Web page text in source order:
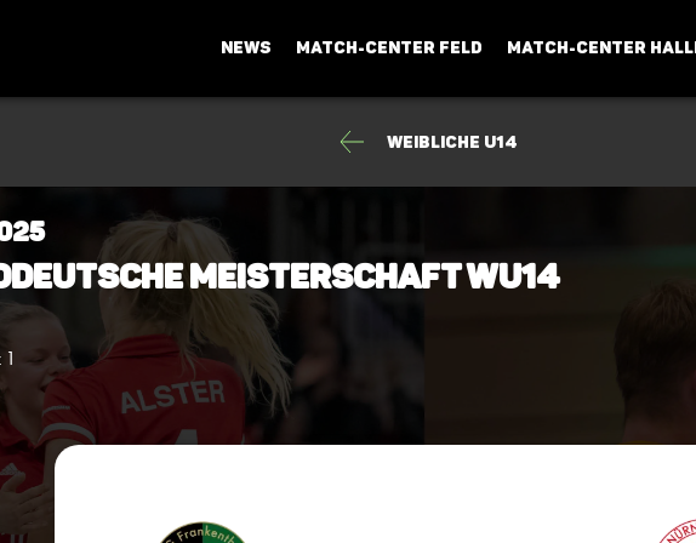
NEWS MATCH-CENTER FELD MATCH-CENTER
Weibliche U14
Meisterschaft wU14